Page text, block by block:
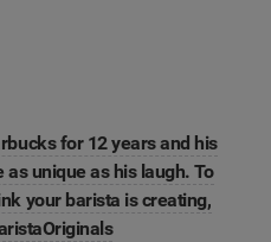
for 12 years and his
unique as his laugh. To
your barista is creating,